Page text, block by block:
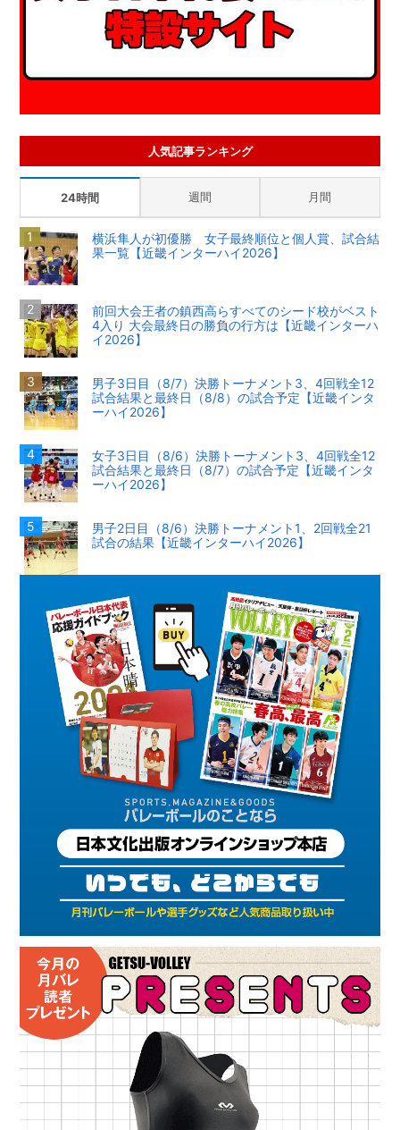
人気記事ランキング
24時間 週間 月間
横浜隼人が初優勝 女子最終順位と個人賞、試合結
果一覧【近畿インターハイ2026】
前回大会王者の鎮西高らすべてのシード校がベスト
4入り 大会最終日の勝負の行方は【近畿インターハ
イ2026】
男子3日目（8/7）決勝トーナメント3、4回戦全12
試合結果と最終日（8/8）の試合予定【近畿インタ
ーハイ2026】
女子3日目（8/6）決勝トーナメント3、4回戦全12
試合結果と最終日（8/7）の試合予定【近畿インタ
ーハイ2026】
男子2日目（8/6）決勝トーナメント1、2回戦全21
試合の結果【近畿インターハイ2026】